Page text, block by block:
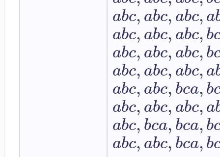
abc,abc,abc,a
abc,abc,abc,b
abc,abc,abc,b
abc,abc,abc,a
abc,abc,bca,b
abc,abc,abc,a
abc,bca,bca,b
abc,abc,bca,b